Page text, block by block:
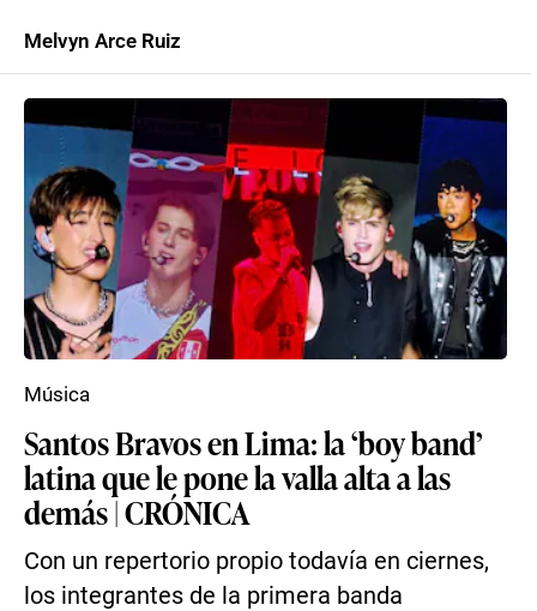
Melvyn Arce Ruiz
Santos Bravos en Lima: la ‘boy band’
latina que le pone la valla alta a las
demás | CRÓNICA
Con un repertorio propio todavía en ciernes,
los integrantes de la primera banda
Música